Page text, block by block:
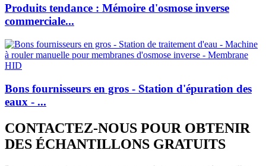
Produits tendance : Mémoire d'osmose inverse
commerciale...
Bons fournisseurs en gros - Station d'épuration des
eaux - ...
CONTACTEZ-NOUS POUR OBTENIR
DES ÉCHANTILLONS GRATUITS